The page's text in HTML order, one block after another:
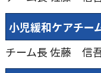
小児緩和ケアチー
チーム長佐藤 信